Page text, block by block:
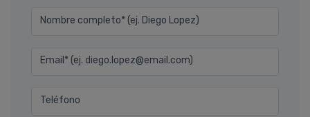
Nombre completo* (ej. Diego Lopez)
Email* (ej. diego.lopez@email.com)
Teléfono